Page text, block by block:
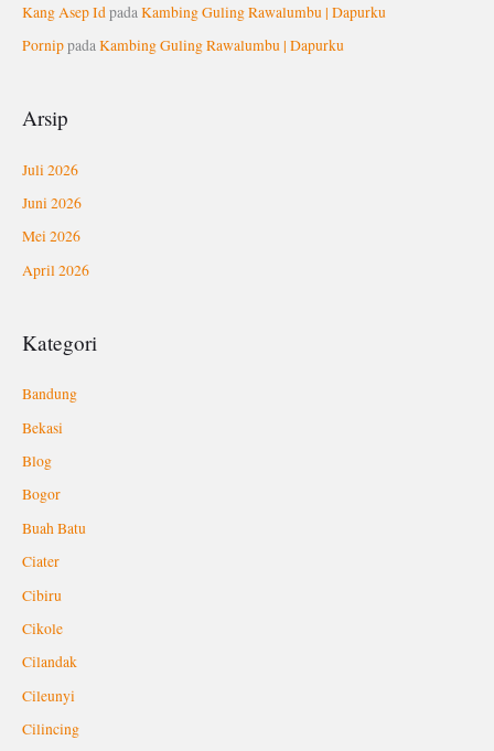
Kang Asep IdpadaKambing Guling Rawalumbu | Dapurku
PornippadaKambing Guling Rawalumbu | Dapurku
Arsip
Juli 2026
Juni 2026
Mei 2026
April 2026
Kategori
Bandung
Bekasi
Blog
Bogor
Buah Batu
Ciater
Cibiru
Cikole
Cilandak
Cileunyi
Cilincing